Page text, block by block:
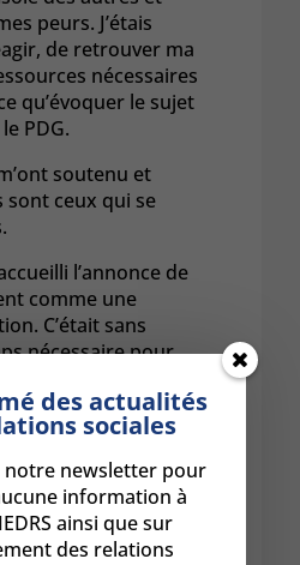
peurs. J’étais
de retrouver ma
nécessaires
qu’évoquer le sujet
PDG.
soutenu et
sont ceux qui se
l’annonce de
comme une
C’était sans
nécessaire pour
Les détails sont
émotions restent
des actualités
sociales
notre newsletter pour
information à
ainsi que sur
des relations